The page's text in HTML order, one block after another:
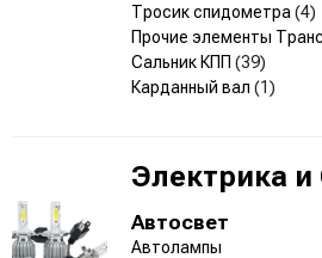
Тросик спидометра (4)
Прочие элементы
Сальник КПП (39)
Карданный вал (1)
Электрика
Автосвет
Автолампы